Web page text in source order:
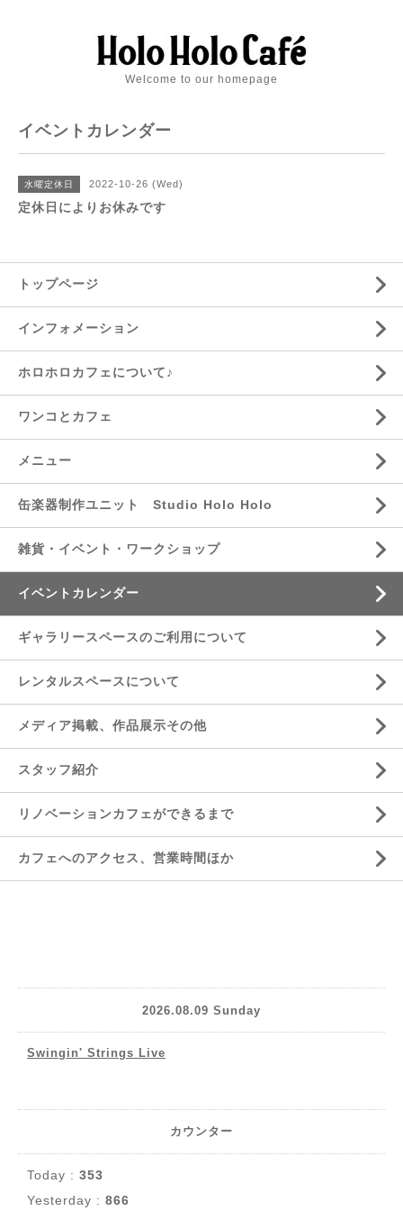
Welcome to our homepage
イベントカレンダー
水曜定休日 2022-10-26 (Wed)
定休日によりお休みです
トップページ
インフォメーション
ホロホロカフェについて♪
ワンコとカフェ
メニュー
缶楽器制作ユニット Studio Holo Holo
雑貨・イベント・ワークショップ
イベントカレンダー
ギャラリースペースのご利用について
レンタルスペースについて
メディア掲載、作品展示その他
スタッフ紹介
リノベーションカフェができるまで
カフェへのアクセス、営業時間ほか
2026.08.09 Sunday
Swingin' Strings Live
カウンター
Today : 353
Yesterday : 866